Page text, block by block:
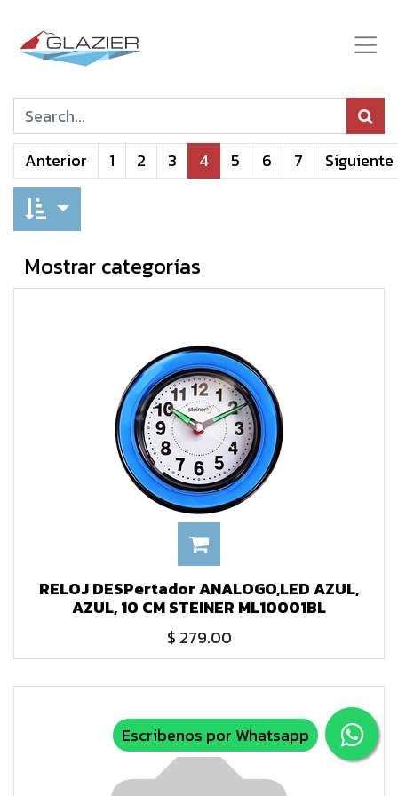
Anterior 1 2 3 4 5 6 7 Siguiente
Mostrar categorías
RELOJ DESPertador ANALOGO,LED AZUL,
AZUL, 10 CM STEINER ML10001BL
$ 279.00
Escribenos por Whatsapp